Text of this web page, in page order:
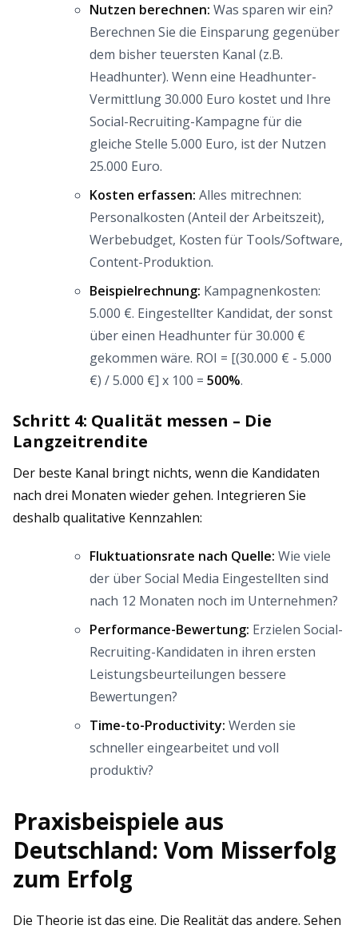
Nutzen berechnen: Was sparen wir ein?
Berechnen Sie die Einsparung gegenüber
dem bisher teuersten Kanal (z.B.
Headhunter). Wenn eine Headhunter-
Vermittlung 30.000 Euro kostet und Ihre
Social-Recruiting-Kampagne für die
gleiche Stelle 5.000 Euro, ist der Nutzen
25.000 Euro.
Kosten erfassen: Alles mitrechnen:
Personalkosten (Anteil der Arbeitszeit),
Werbebudget, Kosten für Tools/Software,
Content-Produktion.
Beispielrechnung: Kampagnenkosten:
5.000 €. Eingestellter Kandidat, der sonst
über einen Headhunter für 30.000 €
gekommen wäre. ROI = [(30.000 € - 5.000
€) / 5.000 €] x 100 = 500%.
Schritt 4: Qualität messen – Die
Langzeitrendite
Der beste Kanal bringt nichts, wenn die Kandidaten
nach drei Monaten wieder gehen. Integrieren Sie
deshalb qualitative Kennzahlen:
Fluktuationsrate nach Quelle: Wie viele
der über Social Media Eingestellten sind
nach 12 Monaten noch im Unternehmen?
Performance-Bewertung: Erzielen Social-
Recruiting-Kandidaten in ihren ersten
Leistungsbeurteilungen bessere
Bewertungen?
Time-to-Productivity: Werden sie
schneller eingearbeitet und voll
produktiv?
Praxisbeispiele aus
Deutschland: Vom Misserfolg
zum Erfolg
Die Theorie ist das eine. Die Realität das andere. Sehen